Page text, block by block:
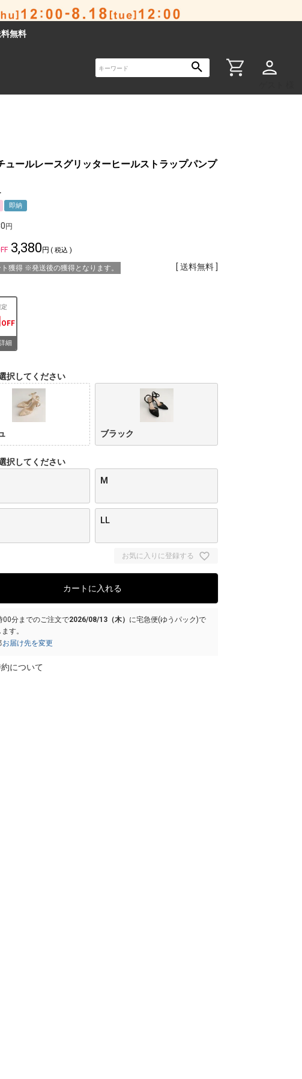
無料
ュールレースグリッターヒールストラップパンプ
即納
3,380 税込
獲得 ※発送後の獲得となります。 送料無料
OFF
細
択してください
ブラック
択してください
M
LL
お気に入りに登録する
カートに入れる
00分までのご注文で2026/08/13（木） に宅急便(ゆうパック)で
す。
お届け先を変更
について